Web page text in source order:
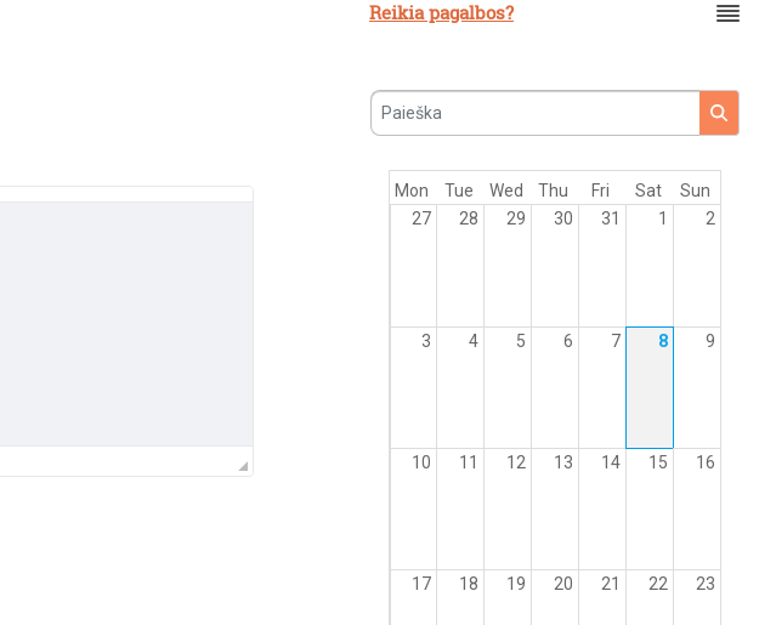
Reikia pagalbos?
Paieška
Mon Tue Wed Thu Fri Sat
Sun
27
28 29 30 31 1 2
3 4 5 6 7 8 9
10 11 12 13 14 15 16
17 18 19 20 21 22 23